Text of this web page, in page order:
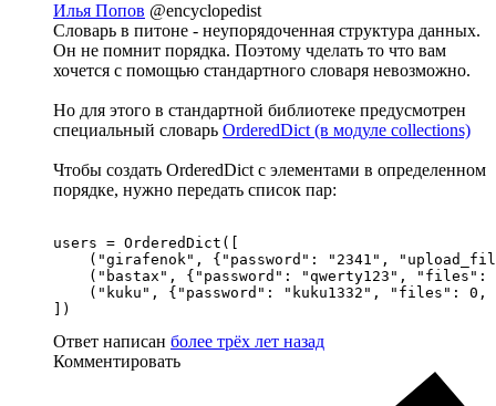
Илья Попов @encyclopedist
Словарь в питоне - неупорядоченная структура данных.
Он не помнит порядка. Поэтому чделать то что вам
хочется с помощью стандартного словаря невозможно.
Но для этого в стандартной библиотеке предусмотрен
специальный словарь OrderedDict (в модуле collections)
Чтобы создать OrderedDict с элементами в определенном
порядке, нужно передать список пар:
users = OrderedDict([
("girafenok", {"password": "2341",
("bastax", {"password": "qwerty123", "files":
("kuku", {"password": "kuku1332", "files": 0,
])
Ответ написан более трёх лет назад
Комментировать